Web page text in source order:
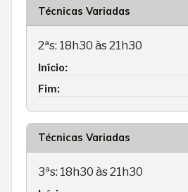
Técnicas Variadas
2ªs: 18h30 às 21h30
Início:
Fim:
Técnicas Variadas
3ªs: 18h30 às 21h30